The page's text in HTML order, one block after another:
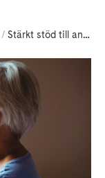
Stärkt stöd till anhöriga